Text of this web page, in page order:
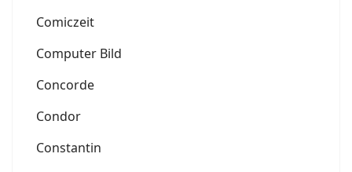
Comiczeit
Computer Bild
Concorde
Condor
Constantin